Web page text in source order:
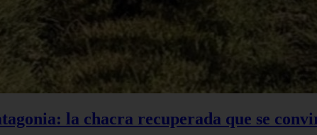
la chacra recuperada que se